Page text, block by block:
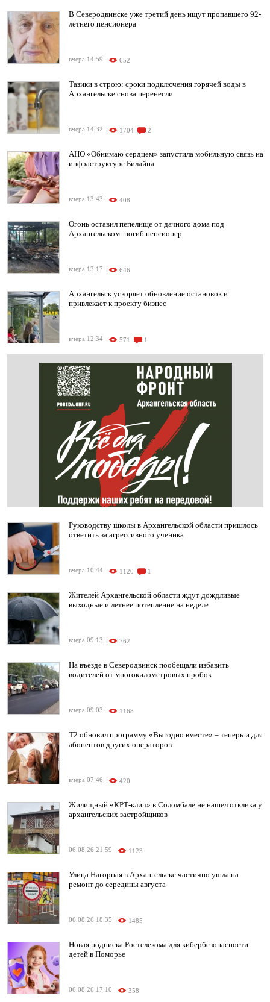
В Северодвинске уже третий день ищут пропавшего 92-
летнего пенсионера
вчера 14:59 652
Тазики в строю: сроки подключения горячей воды в
Архангельске снова перенесли
вчера 14:32 1704 2
АНО «Обнимаю сердцем» запустила мобильную связь на
инфраструктуре Билайна
вчера 13:43 408
Огонь оставил пепелище от дачного дома под
Архангельском: погиб пенсионер
вчера 13:17 646
Архангельск ускоряет обновление остановок и
привлекает к проекту бизнес
вчера 12:34 571 1
Руководству школы в Архангельской области пришлось
ответить за агрессивного ученика
вчера 10:44 1120 1
Жителей Архангельской области ждут дождливые
выходные и летнее потепление на неделе
вчера 09:13 762
На въезде в Северодвинск пообещали избавить
водителей от многокилометровых пробок
вчера 09:03 1168
T2 обновил программу «Выгодно вместе» – теперь и для
абонентов других операторов
вчера 07:46 420
Жилищный «КРТ-клич» в Соломбале не нашел отклика у
архангельских застройщиков
06.08.26 21:59 1123
Улица Нагорная в Архангельске частично ушла на
ремонт до середины августа
06.08.26 18:35 1485
Новая подписка Ростелекома для кибербезопасности
детей в Поморье
06.08.26 17:10 358